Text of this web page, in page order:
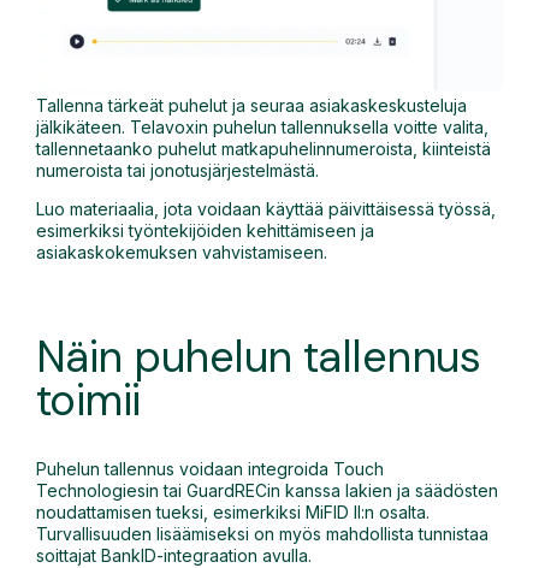
Tallenna tärkeät puhelut ja seuraa asiakaskeskusteluja
jälkikäteen. Telavoxin puhelun tallennuksella voitte valita,
tallennetaanko puhelut matkapuhelinnumeroista, kiinteistä
numeroista tai jonotusjärjestelmästä.
Luo materiaalia, jota voidaan käyttää päivittäisessä työssä,
esimerkiksi työntekijöiden kehittämiseen ja
asiakaskokemuksen vahvistamiseen.
Näin puhelun tallennus
toimii
Puhelun tallennus voidaan integroida Touch
Technologiesin tai GuardRECin kanssa lakien ja säädösten
noudattamisen tueksi, esimerkiksi MiFID II:n osalta.
Turvallisuuden lisäämiseksi on myös mahdollista tunnistaa
soittajat BankID-integraation avulla.